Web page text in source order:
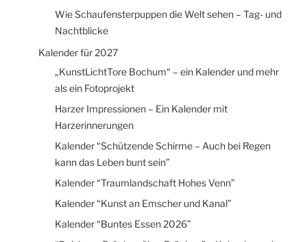
Wie Schaufensterpuppen die Welt sehen – Tag- und
Nachtblicke
Kalender für 2027
„KunstLichtTore Bochum“ – ein Kalender und mehr
als ein Fotoprojekt
Harzer Impressionen – Ein Kalender mit
Harzerinnerungen
Kalender “Schützende Schirme – Auch bei Regen
kann das Leben bunt sein”
Kalender “Traumlandschaft Hohes Venn”
Kalender “Kunst an Emscher und Kanal”
Kalender “Buntes Essen 2026”